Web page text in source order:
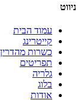
ניווט
עמוד הבית
קייטרינג
כשרות
תפריטים
גלריה
בלוג
אודות